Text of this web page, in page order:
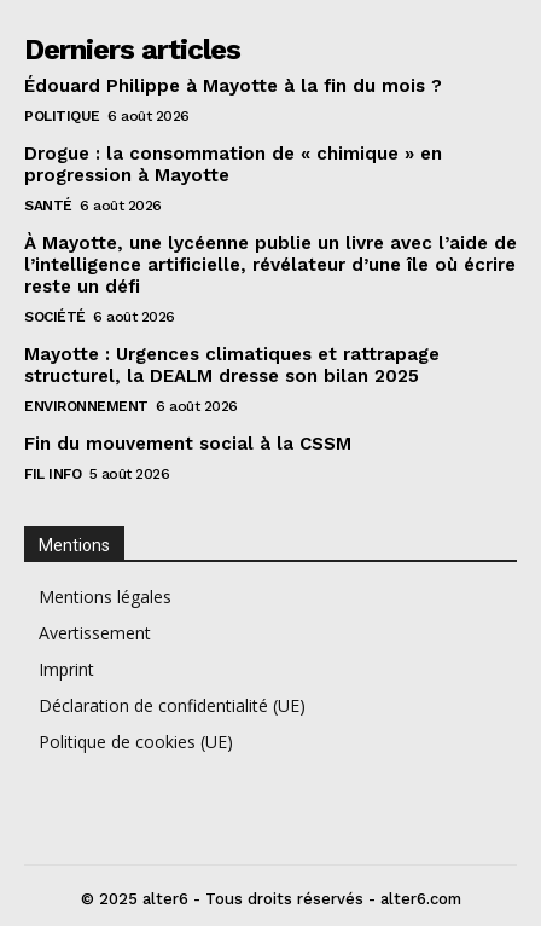
Derniers articles
Édouard Philippe à Mayotte à la fin du mois ?
POLITIQUE 6 août 2026
Drogue : la consommation de « chimique » en
progression à Mayotte
SANTÉ 6 août 2026
À Mayotte, une lycéenne publie un livre avec l’aide de
l’intelligence artificielle, révélateur d’une île où écrire
reste un défi
SOCIÉTÉ 6 août 2026
Mayotte : Urgences climatiques et rattrapage
structurel, la DEALM dresse son bilan 2025
ENVIRONNEMENT 6 août 2026
Fin du mouvement social à la CSSM
FIL INFO 5 août 2026
Mentions
Mentions légales
Avertissement
Imprint
Déclaration de confidentialité (UE)
Politique de cookies (UE)
© 2025 alter6 - Tous droits réservés - alter6.com